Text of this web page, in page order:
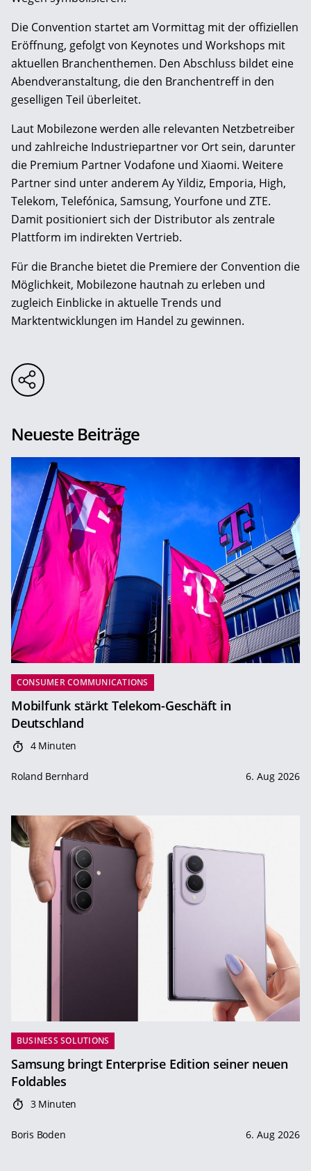
Die Convention startet am Vormittag mit der offiziellen
Eröffnung, gefolgt von Keynotes und Workshops mit
aktuellen Branchenthemen. Den Abschluss bildet eine
Abendveranstaltung, die den Branchentreff in den
geselligen Teil überleitet.
Laut Mobilezone werden alle relevanten Netzbetreiber
und zahlreiche Industriepartner vor Ort sein, darunter
die Premium Partner Vodafone und Xiaomi. Weitere
Partner sind unter anderem Ay Yildiz, Emporia, High,
Telekom, Telefónica, Samsung, Yourfone und ZTE.
Damit positioniert sich der Distributor als zentrale
Plattform im indirekten Vertrieb.
Für die Branche bietet die Premiere der Convention die
Möglichkeit, Mobilezone hautnah zu erleben und
zugleich Einblicke in aktuelle Trends und
Marktentwicklungen im Handel zu gewinnen.
Neueste Beiträge
CONSUMER COMMUNICATIONS
Mobilfunk stärkt Telekom-Geschäft in
Deutschland
4 Minuten
Roland Bernhard 6. Aug 2026
BUSINESS SOLUTIONS
Samsung bringt Enterprise Edition seiner neuen
Foldables
3 Minuten
Boris Boden 6. Aug 2026